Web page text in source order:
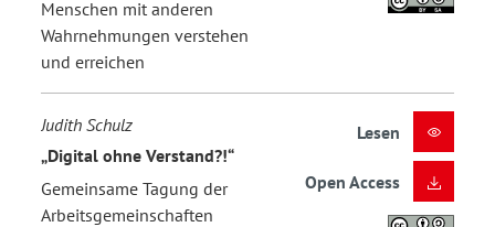
Menschen mit anderen
Wahrnehmungen verstehen
und erreichen
Judith Schulz
„Digital ohne Verstand?!“
Gemeinsame Tagung der
Arbeitsgemeinschaften
Lesen
Open Access